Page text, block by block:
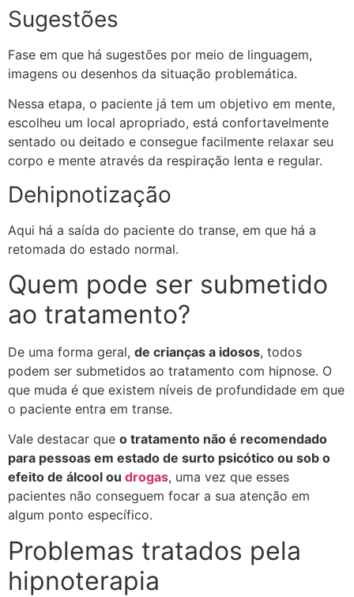
Sugestões
Fase em que há sugestões por meio de linguagem,
imagens ou desenhos da situação problemática.
Nessa etapa, o paciente já tem um objetivo em mente,
escolheu um local apropriado, está confortavelmente
sentado ou deitado e consegue facilmente relaxar seu
corpo e mente através da respiração lenta e regular.
Dehipnotização
Aqui há a saída do paciente do transe, em que há a
retomada do estado normal.
Quem pode ser submetido
ao tratamento?
De uma forma geral, de crianças a idosos, todos
podem ser submetidos ao tratamento com hipnose. O
que muda é que existem níveis de profundidade em que
o paciente entra em transe.
Vale destacar que o tratamento não é recomendado
para pessoas em estado de surto psicótico ou sob o
efeito de álcool ou drogas, uma vez que esses
pacientes não conseguem focar a sua atenção em
algum ponto específico.
Problemas tratados pela
hipnoterapia